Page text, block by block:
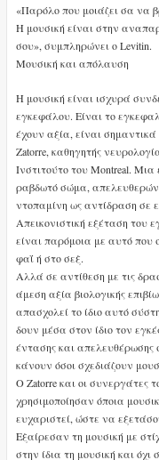
«Παρόλο που μοιάζει σα να
Η μουσική είναι στην
σου», συμπληρώνει ο Levitin.
Μουσική και απόλαυση
Η μουσική είναι ισχυρά
εγκεφάλου. Είναι το
έχουν αξία, είναι σημαντικά
Zatorre, καθηγητής
Ινστιτούτο του Montreal.
ραβδωτό σώμα,
ντοπαμίνη ως αντίδραση σε
Απεικονιστική εξέταση του
είναι παρόμοια με αυτό που
φαΐ ή στο σεξ.
Αλλά σε αντίθεση με τις
άμεση αξία βιολογικής
απασχολεί το ίδιο αυτό
δουν μέσα στον ίδιο τον
έντασης και απελευθέρωσης
κάνουν όσοι σχεδιάζουν
Ο Zatorre και οι συνεργάτες
χρησιμοποίησαν όποια
ευχαριστεί, ώστε να
Εξαίρεσαν τη μουσική με
στην ίδια τη μουσική και